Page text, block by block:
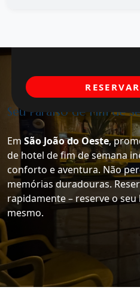
Seu Paraíso de Fim de
Em São João do Oeste,
de hotel de fim de semana
conforto e aventura. Não
memórias duradouras.
rapidamente – reserve o
mesmo.